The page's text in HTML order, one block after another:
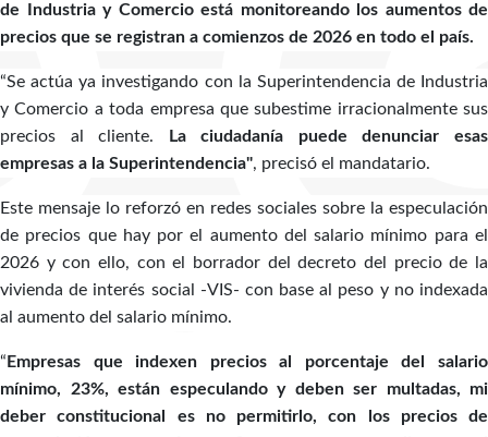
de Industria y Comercio está monitoreando los aumentos de
precios que se registran a comienzos de 2026 en todo el país.
“Se actúa ya investigando con la Superintendencia de Industria
y Comercio a toda empresa que subestime irracionalmente sus
precios al cliente.
La ciudadanía puede denunciar esas
empresas a la Superintendencia", precisó el mandatario.
Este mensaje lo reforzó en redes sociales sobre la especulación
de precios que hay por el aumento del salario mínimo para el
2026 y con ello, con el borrador del decreto del precio de la
vivienda de interés social -VIS- con base al peso y no indexada
al aumento del salario mínimo.
“ Empresas que indexen precios al porcentaje del salario
mínimo, 23%, están especulando y deben ser multadas, mi
deber constitucional es no permitirlo, con los precios de